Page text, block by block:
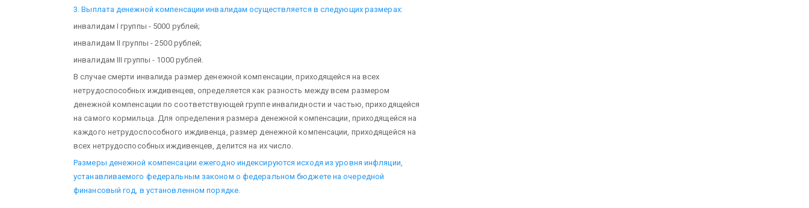
3. Выплата денежной компенсации инвалидам осуществляется в следующих размерах:
инвалидам I группы - 5000 рублей;
инвалидам II группы - 2500 рублей;
инвалидам III группы - 1000 рублей.
В случае смерти инвалида размер денежной компенсации, приходящейся на всех
нетрудоспособных иждивенцев, определяется как разность между всем размером
денежной компенсации по соответствующей группе инвалидности и частью, приходящейся
на самого кормильца. Для определения размера денежной компенсации, приходящейся на
каждого нетрудоспособного иждивенца, размер денежной компенсации, приходящейся на
всех нетрудоспособных иждивенцев, делится на их число.
Размеры денежной компенсации ежегодно индексируются исходя из уровня инфляции,
устанавливаемого федеральным законом о федеральном бюджете на очередной
финансовый год, в установленном порядке.